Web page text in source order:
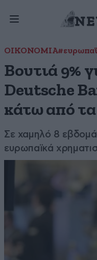
ΟΙΚΟΝΟΜΙΑ
Βουτιά 9%
Deutsche
κάτω από
Σε χαμηλό 8
ευρωπαϊκά